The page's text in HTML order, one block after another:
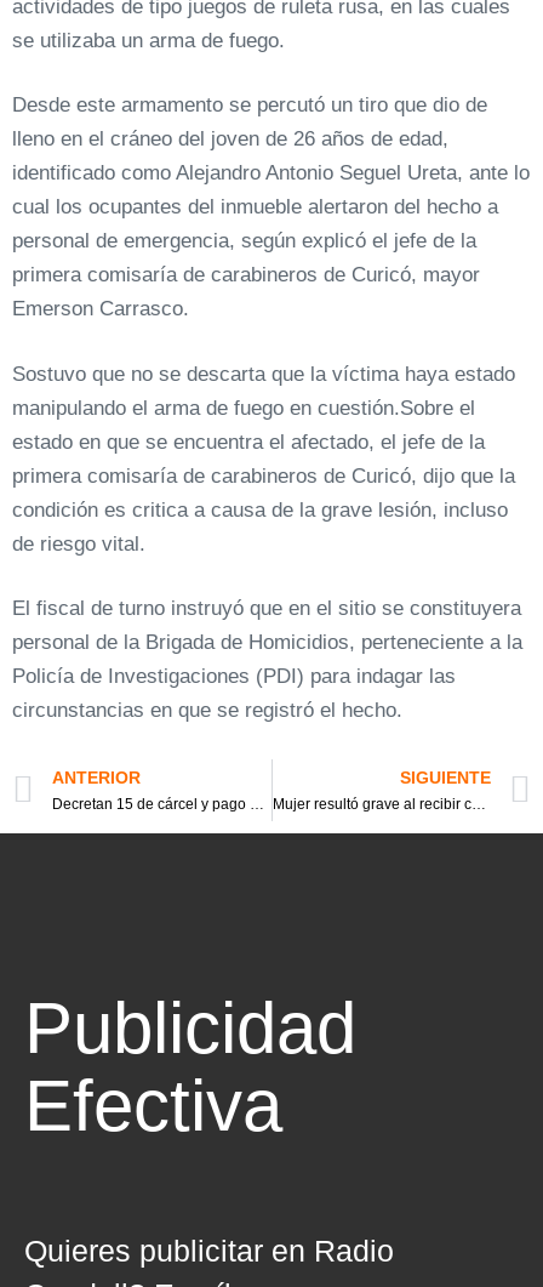
actividades de tipo juegos de ruleta rusa, en las cuales
se utilizaba un arma de fuego.
Desde este armamento se percutó un tiro que dio de
lleno en el cráneo del joven de 26 años de edad,
identificado como Alejandro Antonio Seguel Ureta, ante lo
cual los ocupantes del inmueble alertaron del hecho a
personal de emergencia, según explicó el jefe de la
primera comisaría de carabineros de Curicó, mayor
Emerson Carrasco.
Sostuvo que no se descarta que la víctima haya estado
manipulando el arma de fuego en cuestión.Sobre el
estado en que se encuentra el afectado, el jefe de la
primera comisaría de carabineros de Curicó, dijo que la
condición es critica a causa de la grave lesión, incluso
de riesgo vital.
El fiscal de turno instruyó que en el sitio se constituyera
personal de la Brigada de Homicidios, perteneciente a la
Policía de Investigaciones (PDI) para indagar las
circunstancias en que se registró el hecho.
ANTERIOR SIGUIENTE
Mujer resultó grave al recibir certero corte en el cuello propinado por su pareja
Publicidad
Efectiva
Quieres publicitar en Radio